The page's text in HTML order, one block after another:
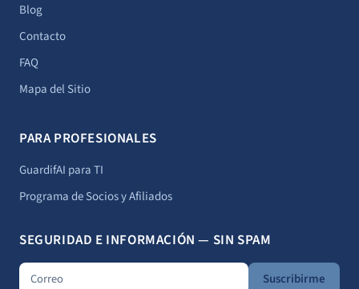
Blog
Contacto
FAQ
Mapa del Sitio
PARA PROFESIONALES
GuardifAI para TI
Programa de Socios y Afiliados
SEGURIDAD E INFORMACIÓN — SIN SPAM
Suscribirme